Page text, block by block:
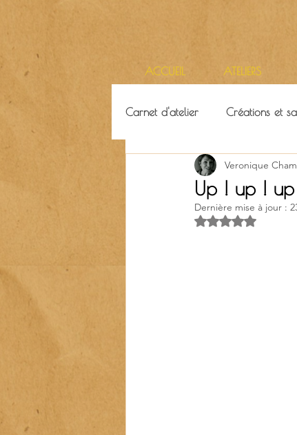
Carnet d'atelier Créations et
Ressources & ambiance
Up ! up !
Veronique
Dernière mise à jour :
Noté NaN
ACCUEIL ATELIERS